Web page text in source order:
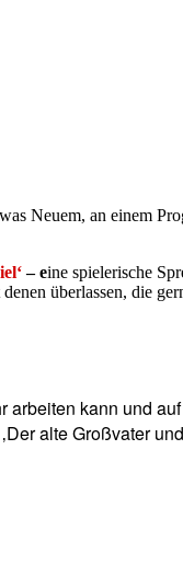
Neuem, an einem
– eine spielerische
überlassen, die
kann und
alte Großvater